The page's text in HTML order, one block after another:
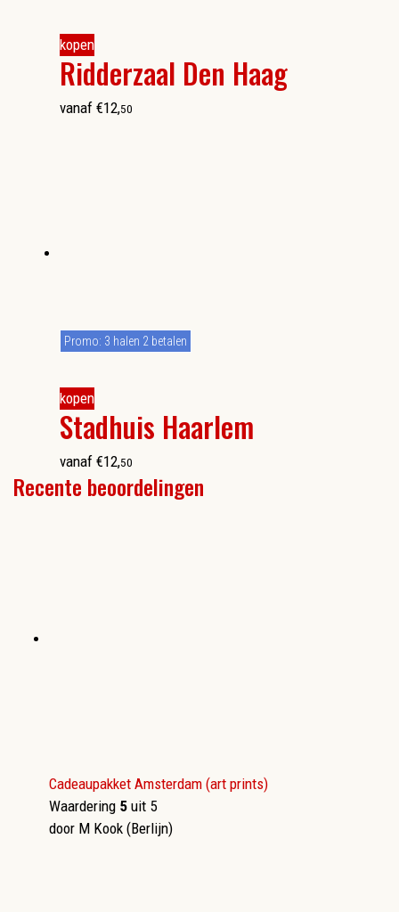
kopen
Ridderzaal Den Haag
vanaf €12,50
kopen
Stadhuis Haarlem
Promo: 3 halen 2 betalen
vanaf €12,50
Recente beoordelingen
Cadeaupakket Amsterdam (art prints)
Waardering 5 uit 5
door M Kook (Berlijn)